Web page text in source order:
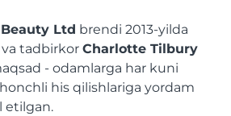
Ltd brendi 2013-yilda
tadbirkor Charlotte Tilbury
- odamlarga har kuni
his qilishlariga yordam
etilgan.